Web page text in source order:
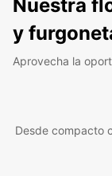
Nuestra
y
Aprovecha la
Desde compacto